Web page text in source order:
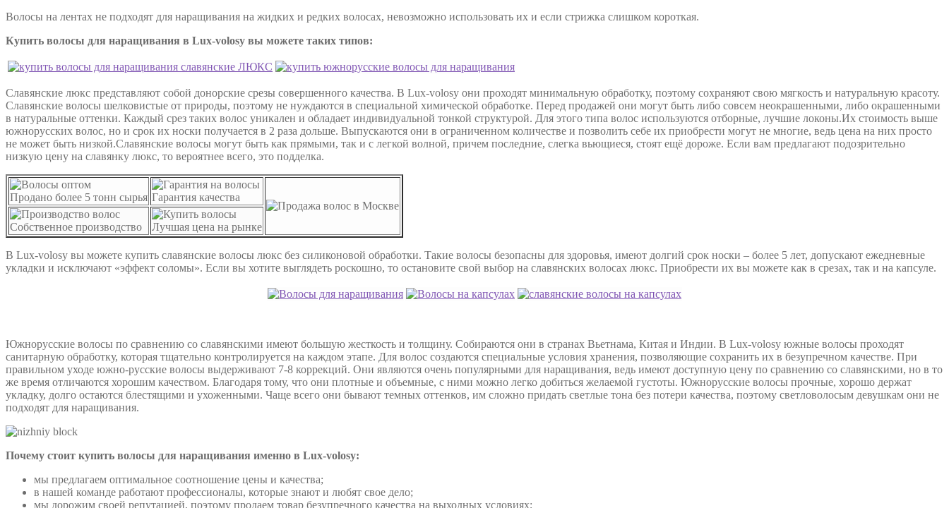
Волосы на лентах не подходят для наращивания на жидких и редких волосах, невозможно использовать их и если стрижка слишком короткая.
Купить волосы для наращивания в Lux-volosy вы можете таких типов:
Славянские люкс представляют собой донорские срезы совершенного качества. В Lux-volosy они проходят минимальную обработку, поэтому сохраняют свою мягкость и натуральную красоту.
Славянские волосы шелковистые от природы, поэтому не нуждаются в специальной химической обработке. Перед продажей они могут быть либо совсем неокрашенными, либо окрашенными
в натуральные оттенки. Каждый срез таких волос уникален и обладает индивидуальной тонкой структурой. Для этого типа волос используются отборные, лучшие локоны.Их стоимость выше
южнорусских волос, но и срок их носки получается в 2 раза дольше. Выпускаются они в ограниченном количестве и позволить себе их приобрести могут не многие, ведь цена на них просто
не может быть низкой.Славянские волосы могут быть как прямыми, так и с легкой волной, причем последние, слегка вьющиеся, стоят ещё дороже. Если вам предлагают подозрительно
низкую цену на славянку люкс, то вероятнее всего, это подделка.
Продано более 5 тонн сырья Гарантия качества
Собственное производство Лучшая цена на рынке
В Lux-volosy вы можете купить славянские волосы люкс без силиконовой обработки. Такие волосы безопасны для здоровья, имеют долгий срок носки – более 5 лет, допускают ежедневные
укладки и исключают «эффект соломы». Если вы хотите выглядеть роскошно, то остановите свой выбор на славянских волосах люкс. Приобрести их вы можете как в срезах, так и на капсуле.
Южнорусские волосы по сравнению со славянскими имеют большую жесткость и толщину. Собираются они в странах Вьетнама, Китая и Индии. В Lux-volosy южные волосы проходят
санитарную обработку, которая тщательно контролируется на каждом этапе. Для волос создаются специальные условия хранения, позволяющие сохранить их в безупречном качестве. При
правильном уходе южно-русские волосы выдерживают 7-8 коррекций. Они являются очень популярными для наращивания, ведь имеют доступную цену по сравнению со славянскими, но в то
же время отличаются хорошим качеством. Благодаря тому, что они плотные и объемные, с ними можно легко добиться желаемой густоты. Южнорусские волосы прочные, хорошо держат
укладку, долго остаются блестящими и ухоженными. Чаще всего они бывают темных оттенков, им сложно придать светлые тона без потери качества, поэтому светловолосым девушкам они не
подходят для наращивания.
Почему стоит купить волосы для наращивания именно в Lux-volosy:
мы предлагаем оптимальное соотношение цены и качества;
в нашей команде работают профессионалы, которые знают и любят свое дело;
мы дорожим своей репутацией, поэтому продаем товар безупречного качества на выходных условиях;